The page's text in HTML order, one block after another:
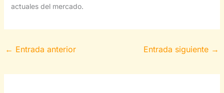
actuales del mercado.
← Entrada anterior Entrada siguiente →